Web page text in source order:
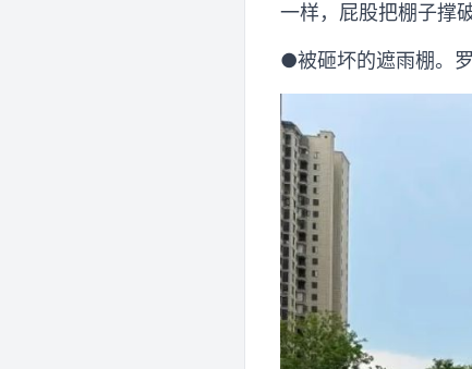
一样，屁股把棚子撑
●被砸坏的遮雨棚。